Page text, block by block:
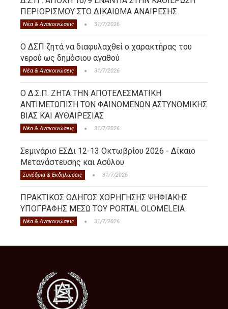
ΠΕΡΙΟΡΙΣΜΟΥ ΣΤΟ ΔΙΚΑΙΩΜΑ ΑΝΑΙΡΕΣΗΣ
Νέα & Ανακοινώσεις 31/7/2026
Ο ΔΣΠ ζητά να διαφυλαχθεί ο χαρακτήρας του
νερού ως δημόσιου αγαθού
Νέα & Ανακοινώσεις 31/7/2026
Ο Δ.Σ.Π. ΖΗΤΑ ΤΗΝ ΑΠΟΤΕΛΕΣΜΑΤΙΚΗ
ΑΝΤΙΜΕΤΩΠΙΣΗ ΤΩΝ ΦΑΙΝΟΜΕΝΩΝ ΑΣΤΥΝΟΜΙΚΗΣ
ΒΙΑΣ ΚΑΙ ΑΥΘΑΙΡΕΣΙΑΣ
Νέα & Ανακοινώσεις 31/7/2026
Σεμινάριο ΕΣΔι 12-13 Οκτωβρίου 2026 - Δίκαιο
Μετανάστευσης και Ασύλου
Συνέδρια & Εκδηλώσεις 31/7/2026
ΠΡΑΚΤΙΚΟΣ ΟΔΗΓΟΣ ΧΟΡΗΓΗΣΗΣ ΨΗΦΙΑΚΗΣ
ΥΠΟΓΡΑΦΗΣ ΜΕΣΩ ΤΟΥ PORTAL OLOMELEIA
Νέα & Ανακοινώσεις 31/7/2026